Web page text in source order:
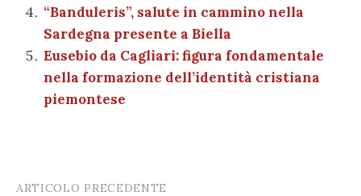
“Banduleris”, salute in cammino nella
Sardegna presente a Biella
Eusebio da Cagliari: figura fondamentale
nella formazione dell’identità cristiana
piemontese
ARTICOLO PRECEDENTE